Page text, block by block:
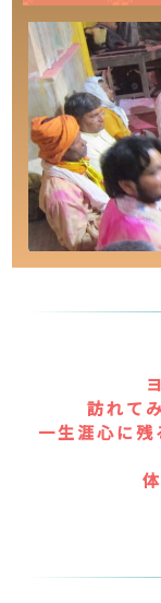
訪れて
一生涯心に